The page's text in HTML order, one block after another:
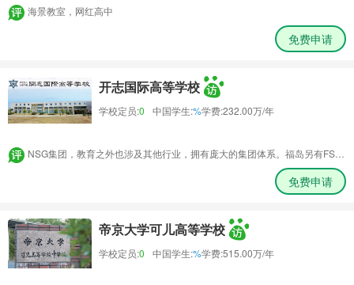
海景教室，网红高中
免费申请
开志国际高等学校
学校定员:0 中国学生:%学费:232.00万/年
免费申请
帝京大学可儿高等学校
学校定员:0 中国学生:%学费:515.00万/年